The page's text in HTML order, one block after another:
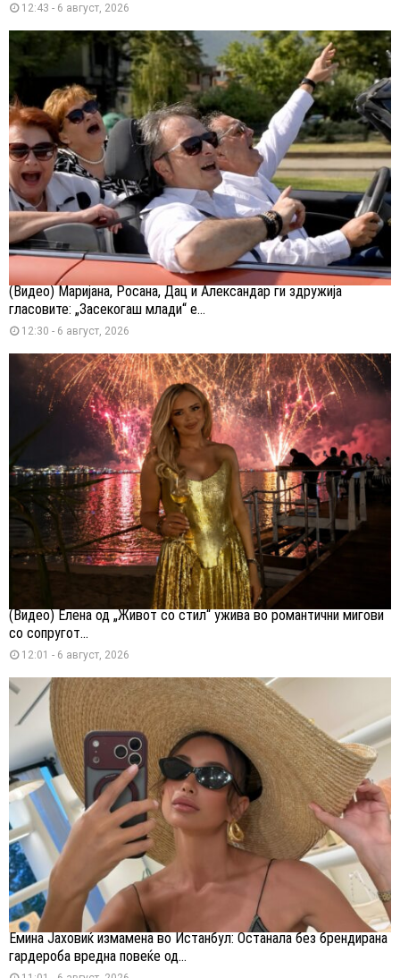
12:43 - 6 август, 2026
(Видео) Маријана, Росана, Дац и Александар ги здружија
гласовите: „Засекогаш млади“ е...
12:30 - 6 август, 2026
(Видео) Елена од „Живот со стил“ ужива во романтични мигови
со сопругот...
12:01 - 6 август, 2026
Емина Јаховиќ измамена во Истанбул: Останала без брендирана
гардероба вредна повеќе од...